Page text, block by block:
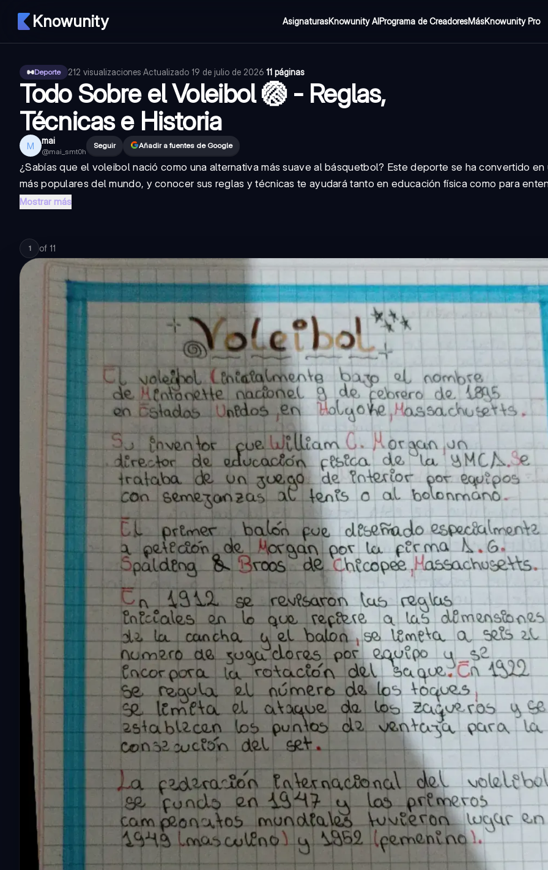
Knowunity AsignaturasKnowunity AIPrograma de CreadoresMásKnowunity Pro
Deporte 212 visualizaciones·Actualizado 19 de julio de 2026·11 páginas
Todo Sobre el Voleibol 🏐 - Reglas,
Técnicas e Historia
M mai
@mai_smt0h
Seguir Añadir a fuentes de Google
¿Sabías que el voleibol nació como una alternativa más suave al básquetbol? Este deporte se ha convertido en
más populares del mundo, y conocer sus reglas y técnicas te ayudará tanto en educación física como para
Mostrar más
1 of 11